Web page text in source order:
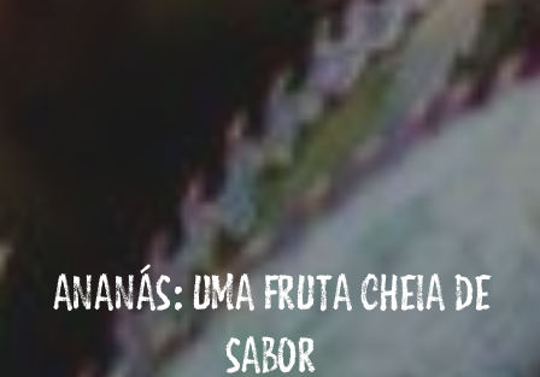
ANANÁS: UMA FRUTA CHEIA DE
SABOR